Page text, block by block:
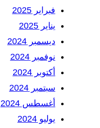
فبراير 2025
يناير 2025
ديسمبر 2024
نوفمبر 2024
أكتوبر 2024
سبتمبر 2024
أغسطس 2024
يوليو 2024